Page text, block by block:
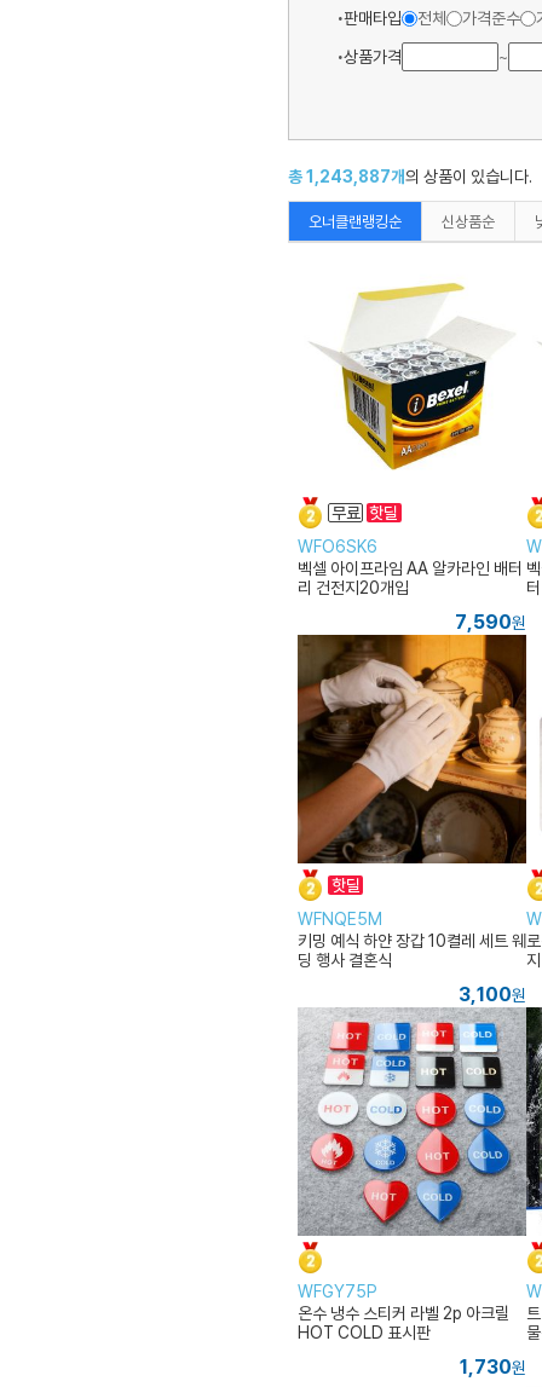
판매타입
전체 가격준수
상품가격
~
총1,243,887개의 상품이 있습니다.
오너클랜랭킹순 신상품순
WFO6SK6
벡셀 아이프라임 AA 알카라인 배터
리 건전지20개입
7,590원
WFNQE5M
키밍 예식 하얀 장갑 10켤레 세트 웨
딩 행사 결혼식
3,100원
WFGY75P
온수 냉수 스티커 라벨 2p 아크릴
HOT COLD 표시판
1,730원